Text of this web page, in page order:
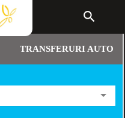
search
TRANSFERURI AUTO